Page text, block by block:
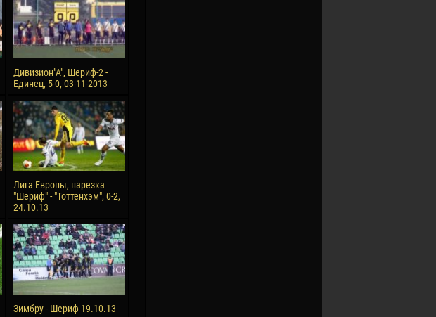
Дивизион"А", Шериф-2 -
Единец, 5-0, 03-11-2013
Лига Европы, нарезка
"Шериф" - "Тоттенхэм", 0-2,
24.10.13
Зимбру - Шериф 19.10.13